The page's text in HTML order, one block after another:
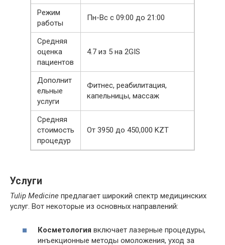
Режим
работы
Пн-Вс с 09:00 до 21:00
Средняя
оценка
пациентов
4.7 из 5 на 2GIS
Дополнит
ельные
услуги
Фитнес, реабилитация,
капельницы, массаж
Средняя
стоимость
процедур
От 3950 до 450,000 KZT
Услуги
Tulip Medicine предлагает широкий спектр медицинских
услуг. Вот некоторые из основных направлений:
Косметология включает лазерные процедуры,
инъекционные методы омоложения, уход за